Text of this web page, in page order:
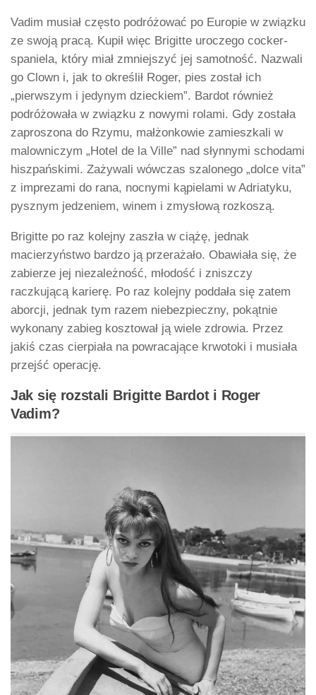
Vadim musiał często podróżować po Europie w związku
ze swoją pracą. Kupił więc Brigitte uroczego cocker-
spaniela, który miał zmniejszyć jej samotność. Nazwali
go Clown i, jak to określił Roger, pies został ich
„pierwszym i jedynym dzieckiem”. Bardot również
podróżowała w związku z nowymi rolami. Gdy została
zaproszona do Rzymu, małżonkowie zamieszkali w
malowniczym „Hotel de la Ville” nad słynnymi schodami
hiszpańskimi. Zażywali wówczas szalonego „dolce vita”
z imprezami do rana, nocnymi kąpielami w Adriatyku,
pysznym jedzeniem, winem i zmysłową rozkoszą.
Brigitte po raz kolejny zaszła w ciążę, jednak
macierzyństwo bardzo ją przerażało. Obawiała się, że
zabierze jej niezależność, młodość i zniszczy
raczkującą karierę. Po raz kolejny poddała się zatem
aborcji, jednak tym razem niebezpieczny, pokątnie
wykonany zabieg kosztował ją wiele zdrowia. Przez
jakiś czas cierpiała na powracające krwotoki i musiała
przejść operację.
Jak się rozstali Brigitte Bardot i Roger
Vadim?